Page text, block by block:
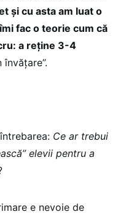
și cu asta am luat o
fac o teorie cum că
a reține 3-4
Ce ar trebui
elevii pentru a
e nevoie de